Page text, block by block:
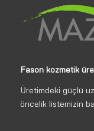
Fason kozmetik
Üretimdeki güçlü
öncelik listemizin